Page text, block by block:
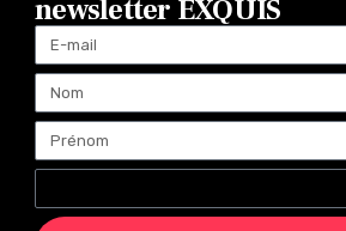
newsletter EXQUIS